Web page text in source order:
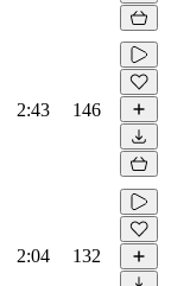
2:43 146
2:04 132